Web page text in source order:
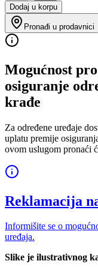
Dodaj u korpu
Pronađi u prodavnici
Mogućnost
osiguranje
krađe
Za određene uređaje
uplatu premije
ovom uslugom pronaći
Reklamacija
Informišite se o
uređaja.
Slike je ilustrativnog